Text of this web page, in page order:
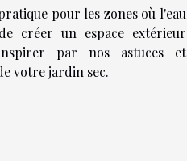
pour les zones où l'eau
créer un espace extérieur
par nos astuces et
votre jardin sec.